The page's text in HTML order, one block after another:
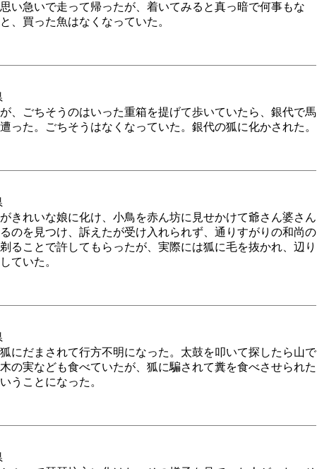
い急いで走って帰ったが、着いてみると真っ暗で何事もな
、買った魚はなくなっていた。
、ごちそうのはいった重箱を提げて歩いていたら、銀代で馬
った。ごちそうはなくなっていた。銀代の狐に化かされた。
きれいな娘に化け、小鳥を赤ん坊に見せかけて爺さん婆さん
のを見つけ、訴えたが受け入れられず、通りすがりの和尚の
ることで許してもらったが、実際には狐に毛を抜かれ、辺り
ていた。
にだまされて行方不明になった。太鼓を叩いて探したら山で
の実なども食べていたが、狐に騙されて糞を食べさせられた
うことになった。